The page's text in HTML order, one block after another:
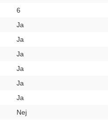
6
Ja
Ja
Ja
Ja
Ja
Ja
Nej